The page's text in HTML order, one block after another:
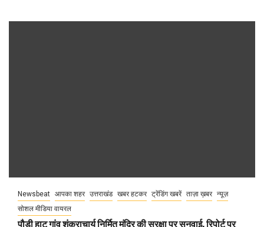
Newsbeat आपका शहर उत्तराखंड खबर हटकर ट्रेंडिंग खबरें ताज़ा ख़बर न्यूज़
सोशल मीडिया वायरल
पौड़ी हाट गांव शंकराचार्य निर्मित मंदिर की सुरक्षा पर सुनवाई, रिपोर्ट पर